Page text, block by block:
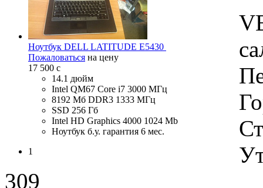
Ноутбук DELL LATITUDE E5430
Пожаловаться на цену
17 500 c
14.1 дюйм
Intel QM67 Core i7 3000 МГц
8192 Мб DDR3 1333 МГц
SSD 256 Гб
Intel HD Graphics 4000 1024 Mb
Ноутбук б.у. гарантия 6 мес.
1
309